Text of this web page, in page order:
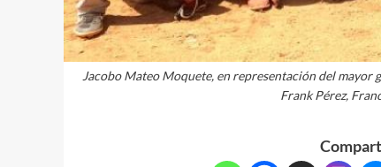
Jacobo Mateo Moquete, en representación del mayor
Frank Pérez,